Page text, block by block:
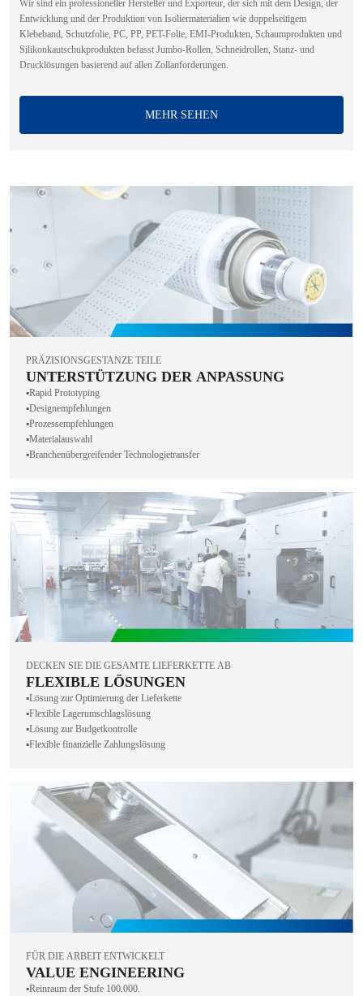
Wir sind ein professioneller Hersteller und Exporteur, der sich mit dem Design, der
Entwicklung und der Produktion von Isoliermaterialien wie doppelseitigem
Klebeband, Schutzfolie, PC, PP, PET-Folie, EMI-Produkten, Schaumprodukten und
Silikonkautschukprodukten befasst Jumbo-Rollen, Schneidrollen, Stanz- und
Drucklösungen basierend auf allen Zollanforderungen.
MEHR SEHEN
PRÄZISIONSGESTANZE TEILE
UNTERSTÜTZUNG DER ANPASSUNG
▪️Rapid Prototyping
▪️Designempfehlungen
▪️Prozessempfehlungen
▪️Materialauswahl
▪️Branchenübergreifender Technologietransfer
DECKEN SIE DIE GESAMTE LIEFERKETTE AB
FLEXIBLE LÖSUNGEN
▪️Lösung zur Optimierung der Lieferkette
▪️Flexible Lagerumschlagslösung
▪️Lösung zur Budgetkontrolle
▪️Flexible finanzielle Zahlungslösung
FÜR DIE ARBEIT ENTWICKELT
VALUE ENGINEERING
▪️Reinraum der Stufe 100.000.